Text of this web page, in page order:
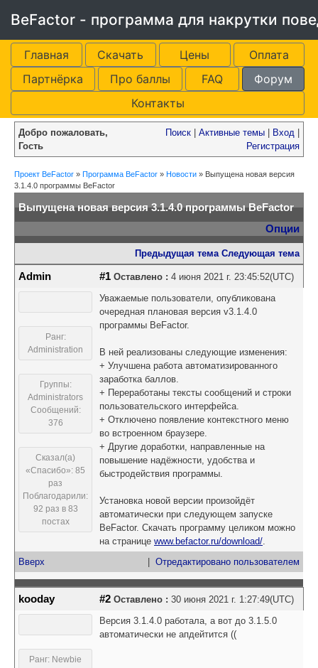
BeFactor - программа для накрутки
Главная Скачать Цены
Оплата
Партнёрка
Про баллы FAQ
Форум
Контакты
Добро пожаловать,
Гость
Поиск Активные темы Вход
Регистрация
Проект BeFactor » Программа BeFactor » Новости » Выпущена новая версия
3.1.4.0 программы BeFactor
Выпущена новая версия 3.1.4.0 программы BeFactor
Опции
Предыдущая тема Следующая тема
Admin #1 Оставлено : 4 июня 2021 г. 23:45:52(UTC)
Ранг:
Administration
Группы:
Administrators
Сообщений:
376
Сказал(а)
«Спасибо»: 85
раз
Поблагодарили:
92 раз в 83
постах
Уважаемые пользователи, опубликована
очередная плановая версия v3.1.4.0
программы BeFactor.
В ней реализованы следующие изменения:
+ Улучшена работа автоматизированного
заработка баллов.
+ Переработаны тексты сообщений и строки
пользовательского интерфейса.
+ Отключено появление контекстного меню
во встроенном браузере.
+ Другие доработки, направленные на
повышение надёжности, удобства и
быстродействия программы.
Установка новой версии произойдёт
автоматически при следующем запуске
BeFactor. Скачать программу целиком можно
на странице www.befactor.ru/download/.
Вверх
Отредактировано пользователем
kooday #2 Оставлено : 30 июня 2021 г. 1:27:49(UTC)
Ранг: Newbie
Версия 3.1.4.0 работала, а вот до 3.1.5.0
автоматически не апдейтится ((